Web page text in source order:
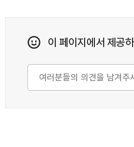
이 페이지에서 제공